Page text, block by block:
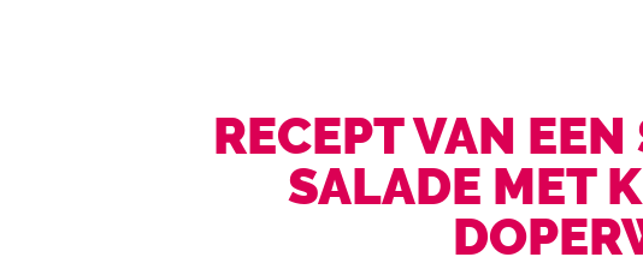
RECEPT VAN
SALADE MET